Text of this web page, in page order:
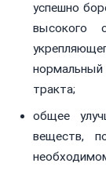
успешно
высокого
тракта;
общее
веществ,